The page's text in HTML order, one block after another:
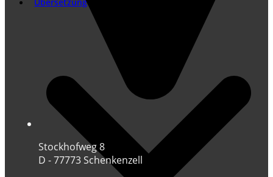
Übersetzung
Stockhofweg 8
D - 77773 Schenkenzell